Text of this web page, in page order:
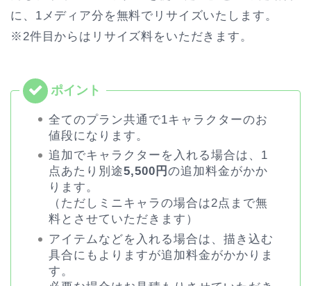
に、1メディア分を無料でリサイズいたします。
※2件目からはリサイズ料をいただきます。
全てのプラン共通で1キャラクターのお
値段になります。
追加でキャラクターを入れる場合は、1
点あたり別途5,500円 の追加料金がかか
ります。
（ただしミニキャラの場合は2点まで無
料とさせていただきます）
アイテムなどを入れる場合は、描き込む
具合にもよりますが追加料金がかかりま
す。